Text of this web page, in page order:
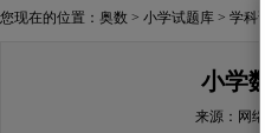
您现在的位置： 奥数 > 小学试题库 > 学科
小学
来源： 网